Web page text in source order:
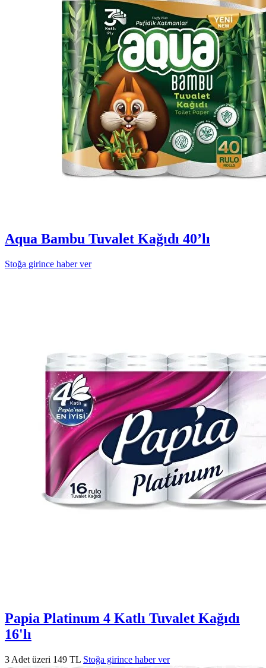
Aqua Bambu Tuvalet Kağıdı 40’lı
Stoğa girince haber ver
Papia Platinum 4 Katlı Tuvalet Kağıdı
16'lı
3 Adet üzeri 149 TL Stoğa girince haber ver